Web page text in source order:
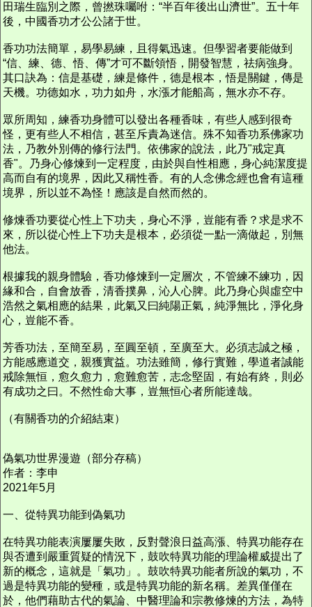
田瑞生臨別之際，曾撚珠囑咐：“半百年後出山濟世”。五十年
後，中國香功才公公諸于世。
香功功法簡單，易學易練，且得氣迅速。但學習者要能做到
“信、練、德、悟、傳”才可不斷領悟，開發智慧，祛病強身。
其口訣為：信是基礎，練是條件，德是根本，悟是關鍵，傳是
天機。功德如水，功力如舟，水漲才能船高，無水亦不存。
眾所周知，練香功身體可以發出各種香味，有些人感到很奇
怪，更有些人不相信，甚至斥責為迷信。殊不知香功系佛家功
法，乃教外別傳的修行法門。依佛家的說法，此乃"戒定真
香"。乃身心修煉到一定程度，由於與自性相應，身心純潔度提
高而自有的境界，因此又稱性香。有的人念佛念經也會有這種
境界，所以並不為怪！應該是自然而然的。
修煉香功要從心性上下功夫，身心不淨，豈能有香？求是求不
來，所以從心性上下功夫是根本，必須從一點一滴做起，別無
他法。
根據我的親身體驗，香功修煉到一定層次，不管練不練功，因
緣和合，自會放香，清香撲鼻，沁人心脾。此乃身心與虛空中
浩然之氣相應的結果，此氣又曰純陽正氣，純淨無比，淨化身
心，豈能不香。
芳香功法，至簡至易，至圓至頓，至廣至大。必須志誠之極，
方能感應道交，親獲實益。功法雖簡，修行實難，學道者誠能
戒除無恒，愈久愈力，愈難愈苦，志念堅固，有始有終，則必
有成功之曰。不然性命大事，豈無恒心者所能達哉。
（有關香功的介紹結束）
偽氣功世界漫遊（部分存稿）
作者：李申
2021年5月
一、從特異功能到偽氣功
在特異功能表演屢屢失敗，反對聲浪日益高漲、特異功能存在
與否遭到嚴重質疑的情況下，鼓吹特異功能的理論權威提出了
新的概念，這就是「氣功」。鼓吹特異功能者所說的氣功，不
過是特異功能的變種，或是特異功能的新名稱。差異僅僅在
於，他們藉助古代的氣論、中醫理論和宗教修煉的方法，為特